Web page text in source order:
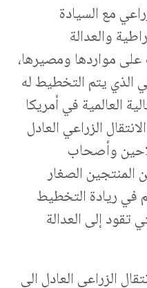
مع السيادة
والعدالة
مواردها ومصيرها،
الذي يتم التخطيط له
العالمية في أمريكا
الزراعي العادل
وأصحاب
المنتجين الصغار
ريادة التخطيط
تقود إلى العدالة
الزراعي العادل الى